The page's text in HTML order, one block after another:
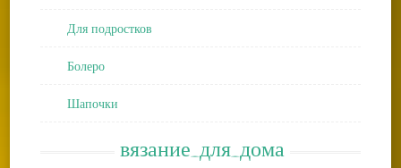
Для подростков
Болеро
Шапочки
вязание_для_дома